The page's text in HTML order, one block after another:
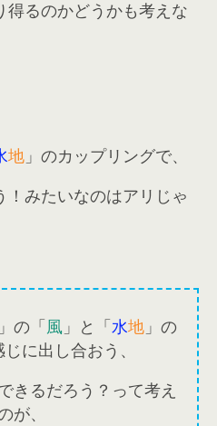
得るのかどうかも考えな
地 」のカップリングで、
！みたいなのはアリじゃ
」の「風 」と「水地 」の
に出し合おう、
きるだろう？って考え
が、